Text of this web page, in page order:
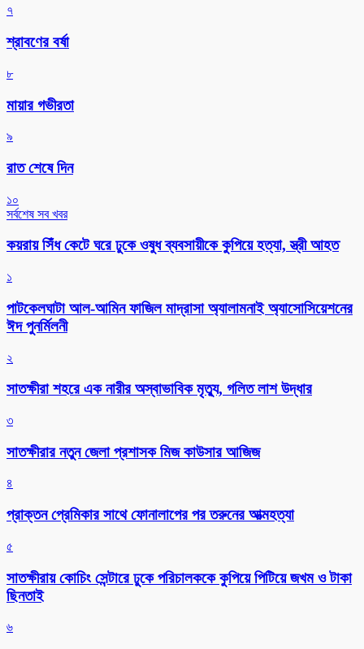
৭
শ্রাবণের বর্ষা
৮
মায়ার গভীরতা
৯
রাত শেষে দিন
১০
সর্বশেষ সব খবর
কয়রায় সিঁধ কেটে ঘরে ঢুকে ওষুধ ব্যবসায়ীকে কুপিয়ে হত্যা, স্ত্রী আহত
১
পাটকেলঘাটা আল-আমিন ফাজিল মাদ্রাসা অ্যালামনাই অ্যাসোসিয়েশনের
ঈদ পুনর্মিলনী
২
সাতক্ষীরা শহরে এক নারীর অস্বাভাবিক মৃত্যু, গলিত লাশ উদ্ধার
৩
সাতক্ষীরার নতুন জেলা প্রশাসক মিজ কাউসার আজিজ
৪
প্রাক্তন প্রেমিকার সাথে ফোনালাপের পর তরুনের আত্মহত্যা
৫
সাতক্ষীরায় কোচিং সেন্টারে ঢুকে পরিচালককে কুপিয়ে পিটিয়ে জখম ও টাকা
ছিনতাই
৬